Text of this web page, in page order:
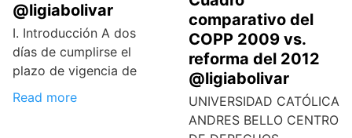
@ligiabolivar
I. Introducción A dos
días de cumplirse el
plazo de vigencia de
Read more
comparativo del
COPP 2009 vs.
reforma del 2012
@ligiabolivar
UNIVERSIDAD CATÓLICA
ANDRES BELLO CENTRO